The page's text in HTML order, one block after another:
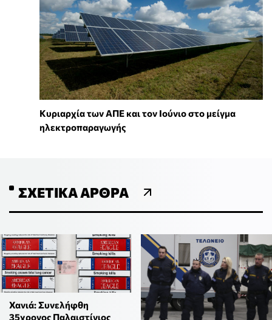
Κυριαρχία των ΑΠΕ και τον Ιούνιο στο μείγμα
ηλεκτροπαραγωγής
ΣΧΕΤΙΚΆ ΆΡΘΡΑ
Χανιά: Συνελήφθη
35χρονος Παλαιστίνιος